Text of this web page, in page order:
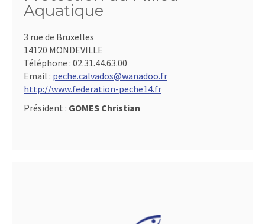
Aquatique
3 rue de Bruxelles
14120 MONDEVILLE
Téléphone : 02.31.44.63.00
Email : peche.calvados@wanadoo.fr
http://www.federation-peche14.fr
Président : GOMES Christian